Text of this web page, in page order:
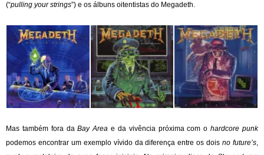
(“pulling your strings”) e os álbuns oitentistas do Megadeth.
Mas também fora daBay Area e da vivência próxima com ohardcore punk
podemos encontrar um exemplo vívido da diferença entre os doisno future’s,